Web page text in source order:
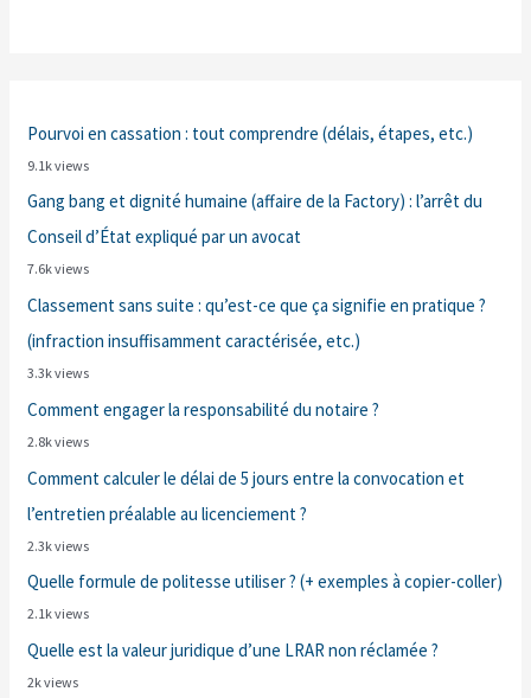
Pourvoi en cassation : tout comprendre (délais, étapes, etc.)
9.1k views
Gang bang et dignité humaine (affaire de la Factory) : l’arrêt du
Conseil d’État expliqué par un avocat
7.6k views
Classement sans suite : qu’est-ce que ça signifie en pratique ?
(infraction insuffisamment caractérisée, etc.)
3.3k views
Comment engager la responsabilité du notaire ?
2.8k views
Comment calculer le délai de 5 jours entre la convocation et
l’entretien préalable au licenciement ?
2.3k views
Quelle formule de politesse utiliser ? (+ exemples à copier-coller)
2.1k views
Quelle est la valeur juridique d’une LRAR non réclamée ?
2k views